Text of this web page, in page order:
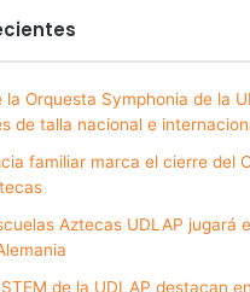
la Orquesta Symphonia de la
de talla nacional e
familiar marca el cierre del
Aztecas UDLAP jugará
de la UDLAP destacan